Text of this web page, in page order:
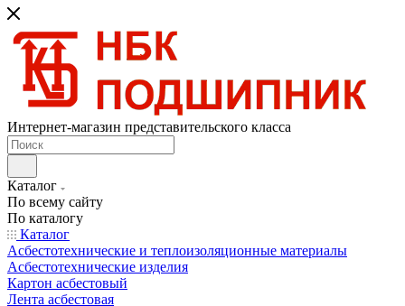
Интернет-магазин представительского класса
Каталог
По всему сайту
По каталогу
Каталог
Асбестотехнические и теплоизоляционные материалы
Асбестотехнические изделия
Картон асбестовый
Лента асбестовая